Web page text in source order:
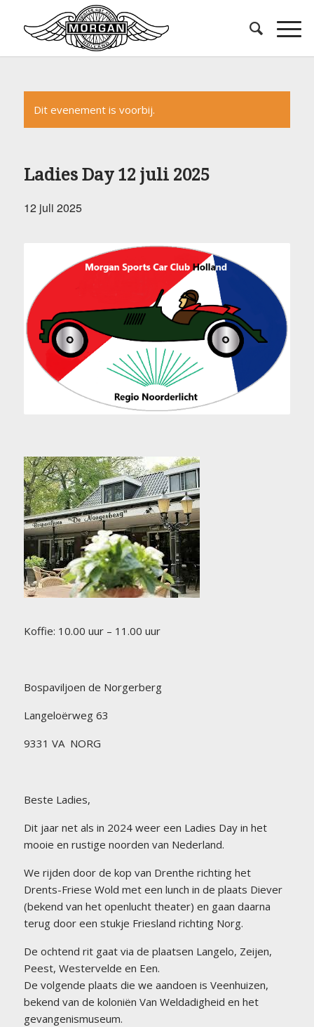
Dit evenement is voorbij.
Ladies Day 12 juli 2025
12 juli 2025
Koffie: 10.00 uur – 11.00 uur
Bospaviljoen de Norgerberg
Langeloërweg 63
9331 VA NORG
Beste Ladies,
Dit jaar net als in 2024 weer een Ladies Day in het
mooie en rustige noorden van Nederland.
We rijden door de kop van Drenthe richting het
Drents-Friese Wold met een lunch in de plaats Diever
(bekend van het openlucht theater) en gaan daarna
terug door een stukje Friesland richting Norg.
De ochtend rit gaat via de plaatsen Langelo, Zeijen,
Peest, Westervelde en Een.
De volgende plaats die we aandoen is Veenhuizen,
bekend van de koloniën Van Weldadigheid en het
gevangenismuseum.